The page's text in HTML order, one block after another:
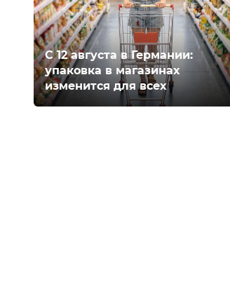
С 12 августа в Германии:
упаковка в магазинах
изменится для всех